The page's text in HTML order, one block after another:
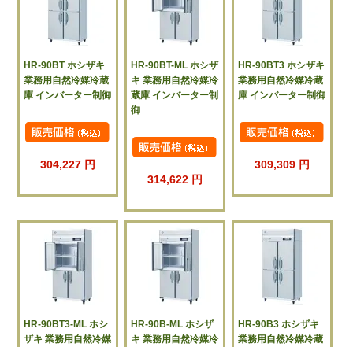
HR-90BT ホシザキ
業務用自然冷媒冷蔵
庫 インバーター制御
304,227 円
HR-90BT-ML ホシザ
キ 業務用自然冷媒冷
蔵庫 インバーター制
御
314,622 円
HR-90BT3 ホシザキ
業務用自然冷媒冷蔵
庫 インバーター制御
309,309 円
HR-90BT3-ML ホシ
ザキ 業務用自然冷媒
HR-90B-ML ホシザ
キ 業務用自然冷媒冷
HR-90B3 ホシザキ
業務用自然冷媒冷蔵